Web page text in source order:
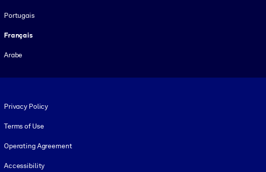
Portugais
Français
Arabe
Privacy Policy
Terms of Use
Operating Agreement
Accessibility